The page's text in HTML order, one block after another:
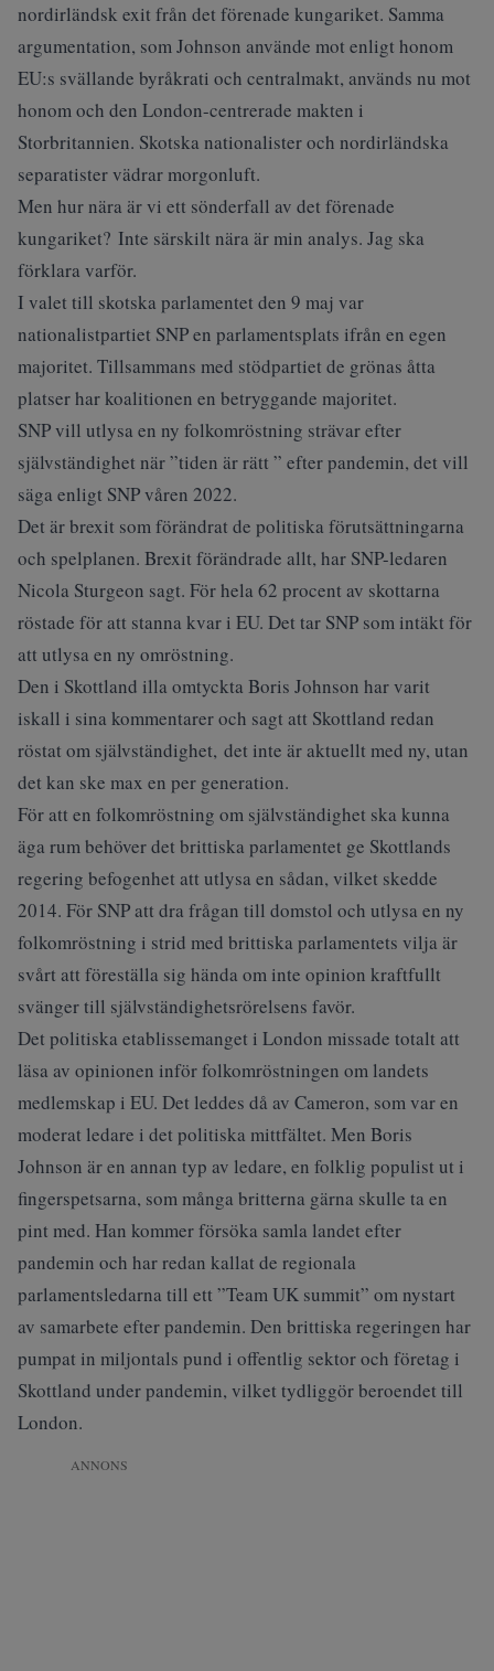
nordirländsk exit från det förenade kungariket. Samma
argumentation, som Johnson använde mot enligt honom
EU:s svällande byråkrati och centralmakt, används nu mot
honom och den London-centrerade makten i
Storbritannien. Skotska nationalister och nordirländska
separatister vädrar morgonluft.
Men hur nära är vi ett sönderfall av det förenade
kungariket? Inte särskilt nära är min analys. Jag ska
förklara varför.
I valet till skotska parlamentet den 9 maj var
nationalistpartiet SNP en parlamentsplats ifrån en egen
majoritet. Tillsammans med stödpartiet de grönas åtta
platser har koalitionen en betryggande majoritet.
SNP vill utlysa en ny folkomröstning strävar efter
självständighet när ”tiden är rätt ” efter pandemin, det vill
säga enligt SNP våren 2022.
Det är brexit som förändrat de politiska förutsättningarna
och spelplanen. Brexit förändrade allt, har SNP-ledaren
Nicola Sturgeon sagt. För hela 62 procent av skottarna
röstade för att stanna kvar i EU. Det tar SNP som intäkt för
att utlysa en ny omröstning.
Den i Skottland illa omtyckta Boris Johnson har varit
iskall i sina kommentarer och sagt att Skottland redan
röstat om självständighet, det inte är aktuellt med ny, utan
det kan ske max en per generation.
För att en folkomröstning om självständighet ska kunna
äga rum behöver det brittiska parlamentet ge Skottlands
regering befogenhet att utlysa en sådan, vilket skedde
2014. För SNP att dra frågan till domstol och utlysa en ny
folkomröstning i strid med brittiska parlamentets vilja är
svårt att föreställa sig hända om inte opinion kraftfullt
svänger till självständighetsrörelsens favör.
Det politiska etablissemanget i London missade totalt att
läsa av opinionen inför folkomröstningen om landets
medlemskap i EU. Det leddes då av Cameron, som var en
moderat ledare i det politiska mittfältet. Men Boris
Johnson är en annan typ av ledare, en folklig populist ut i
fingerspetsarna, som många britterna gärna skulle ta en
pint med. Han kommer försöka samla landet efter
pandemin och har redan kallat de regionala
parlamentsledarna till ett ”Team UK summit” om nystart
av samarbete efter pandemin. Den brittiska regeringen har
pumpat in miljontals pund i offentlig sektor och företag i
Skottland under pandemin, vilket tydliggör beroendet till
London.
ANNONS